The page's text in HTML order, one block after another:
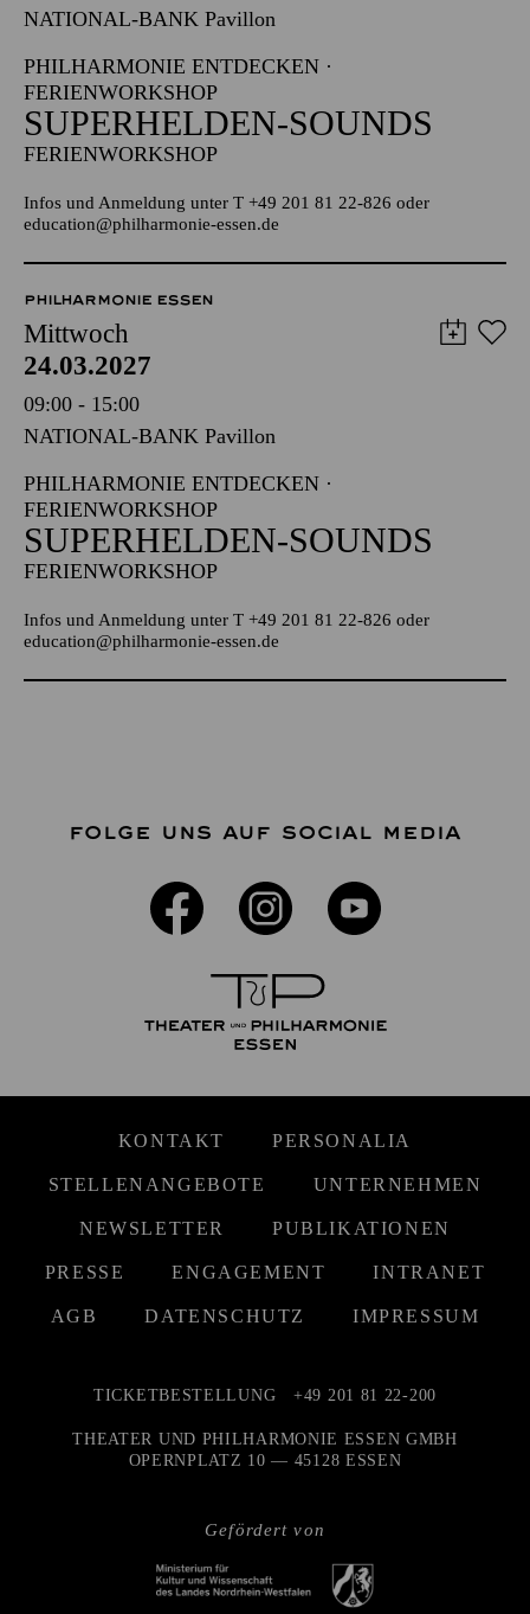
NATIONAL-BANK Pavillon
PHILHARMONIE ENTDECKEN ·
FERIENWORKSHOP
SUPERHELDEN-SOUNDS
FERIENWORKSHOP
Infos und Anmeldung unter T +49 201 81 22-826 oder
education@philharmonie-essen.de
PHILHARMONIE ESSEN
Mittwoch
24.03.2027
09:00 - 15:00
NATIONAL-BANK Pavillon
PHILHARMONIE ENTDECKEN ·
FERIENWORKSHOP
SUPERHELDEN-SOUNDS
FERIENWORKSHOP
Infos und Anmeldung unter T +49 201 81 22-826 oder
education@philharmonie-essen.de
FOLGE UNS AUF SOCIAL MEDIA
KONTAKT PERSONALIA
STELLENANGEBOTE UNTERNEHMEN
NEWSLETTER PUBLIKATIONEN
PRESSE ENGAGEMENT INTRANET
AGB DATENSCHUTZ IMPRESSUM
Gefördert von
TICKETBESTELLUNG +49 201 81 22-200
THEATER UND PHILHARMONIE ESSEN GMBH
OPERNPLATZ 10 — 45128 ESSEN